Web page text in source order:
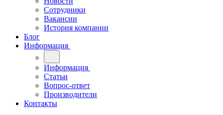
Сотрудники
Вакансии
История компании
Блог
Информация
Информация
Статьи
Вопрос-ответ
Производители
Контакты